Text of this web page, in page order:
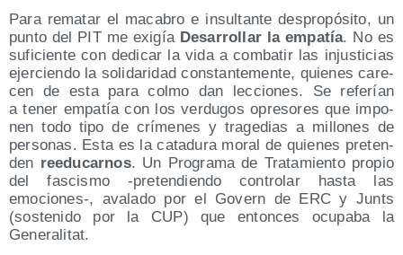
Para rema­tar el maca­bro e insul­tan­te des­pro­pó­si­to, un
pun­to del PIT me exi­gía Desa­rro­llar la empa­tía. No es
sufi­cien­te con dedi­car la vida a com­ba­tir las injus­ti­cias
ejer­cien­do la soli­da­ri­dad cons­tan­te­men­te, quie­nes care­
cen de esta para col­mo dan lec­cio­nes. Se refe­rían
a tener empa­tía con los ver­du­gos opre­so­res que impo­
nen todo tipo de crí­me­nes y tra­ge­dias a millo­nes de
per­so­nas. Esta es la cata­du­ra moral de quie­nes pre­ten­
den reedu­car­nos. Un Pro­gra­ma de Tra­ta­mien­to pro­pio
del fas­cis­mo ‑pre­ten­dien­do con­tro­lar has­ta las
emociones‑, ava­la­do por el Govern de ERC y Junts
(sos­te­ni­do por la CUP) que enton­ces ocu­pa­ba la
Generalitat.